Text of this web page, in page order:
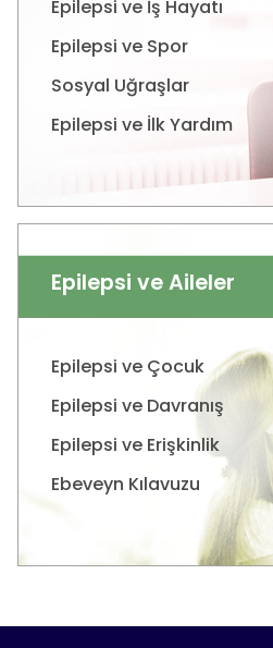
Epilepsi ve İş Hayatı
Epilepsi ve Spor
Sosyal Uğraşlar
Epilepsi ve İlk Yardım
Epilepsi ve Aileler
Epilepsi ve Çocuk
Epilepsi ve Davranış
Epilepsi ve Erişkinlik
Ebeveyn Kılavuzu